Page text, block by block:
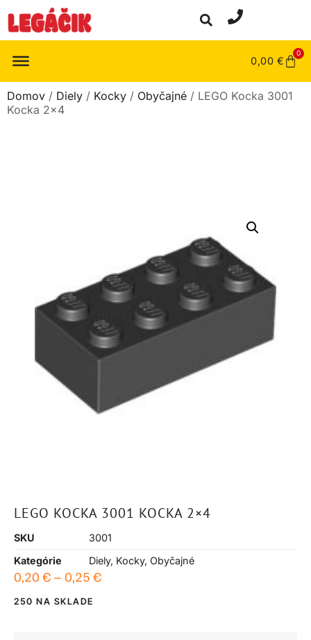
0,00 €
0
Domov / Diely / Kocky / Obyčajné / LEGO Kocka 3001
Kocka 2×4
LEGO KOCKA 3001 KOCKA 2×4
SKU
3001
Kategórie
Diely, Kocky, Obyčajné
0,20 € – 0,25 €
250 NA SKLADE